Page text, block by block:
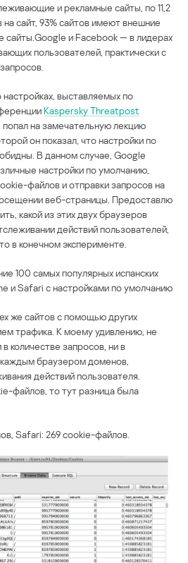
и рекламные сайты, по 11,2
сайт, 93% сайтов имеют внешние
сайты.Google и Facebook — в лидерах
пользователей, практически с
настройках, выставляемых по
Kaspersky Threatpost
попал на замечательную лекцию
он показал, что настройки по
В данном случае, Google
настройки по умолчанию,
файлов и отправки запросов на
веб-страницы. Предоставлю
какой из этих двух браузеров
действий пользователей,
в конечном эксперименте.
100 самых популярных испанских
и Safari с настройками по умолчанию
же сайтов с помощью других
трафика. К моему удивлению, не
количестве запросов, ни в
браузером доменов,
действий пользователя.
файлов, то тут разница была
Safari: 269 cookie-файлов.